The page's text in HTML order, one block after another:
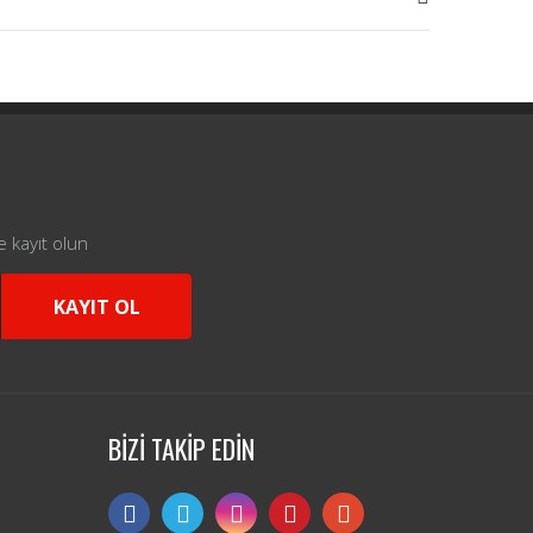
kayıt olun
KAYIT OL
BİZİ TAKİP EDİN